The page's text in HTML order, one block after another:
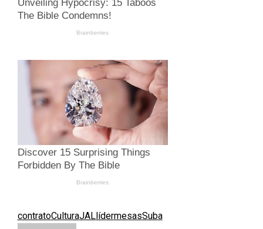
contratoCulturaJALlídermesasSuba